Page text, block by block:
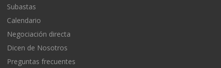
Subastas
Calendario
Negociación directa
Dicen de Nosotros
Preguntas frecuentes